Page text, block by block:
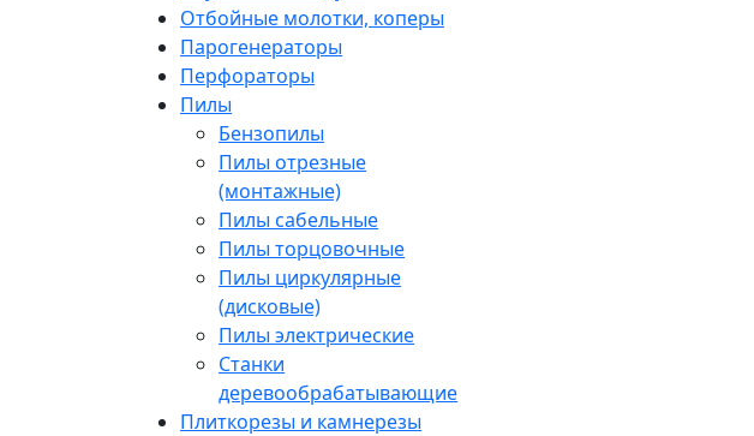
Отбойные молотки, коперы
Парогенераторы
Перфораторы
Пилы
Бензопилы
Пилы отрезные
(монтажные)
Пилы сабельные
Пилы торцовочные
Пилы циркулярные
(дисковые)
Пилы электрические
Станки
деревообрабатывающие
Плиткорезы и камнерезы